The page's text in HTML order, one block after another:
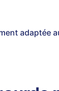
adaptée